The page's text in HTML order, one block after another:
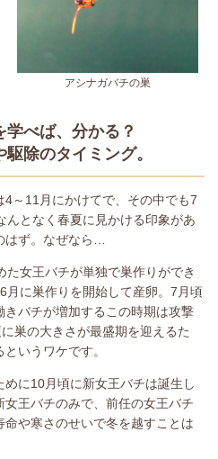
アシナガバチの巣
べば、分かる？
除のタイミング。
～11月にかけてで、その中でも7
んとなく春夏に見かける印象があ
はず。なぜなら…
女王バチが単独で巣作りができ
月に巣作りを開始して産卵。7月頃
バチが増加するこの時期は攻撃
巣の大きさが最盛期を迎えるた
いうワケです。
に10月頃に新女王バチは誕生し
女王バチのみで、前任の女王バチ
や寒さのせいで冬を越すことは